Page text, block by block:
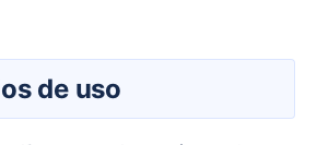
de uso